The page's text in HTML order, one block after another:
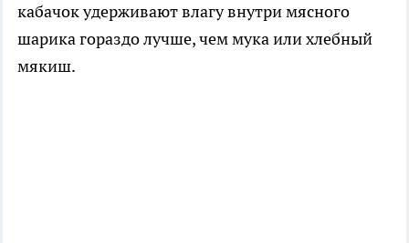
кабачок удерживают влагу внутри мясного
шарика гораздо лучше, чем мука или хлебный
мякиш.